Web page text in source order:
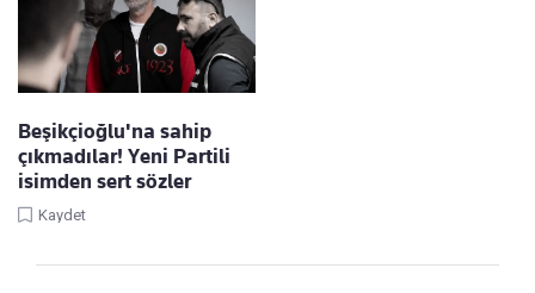
Beşikçioğlu'na sahip
çıkmadılar! Yeni Partili
isimden sert sözler
Kaydet